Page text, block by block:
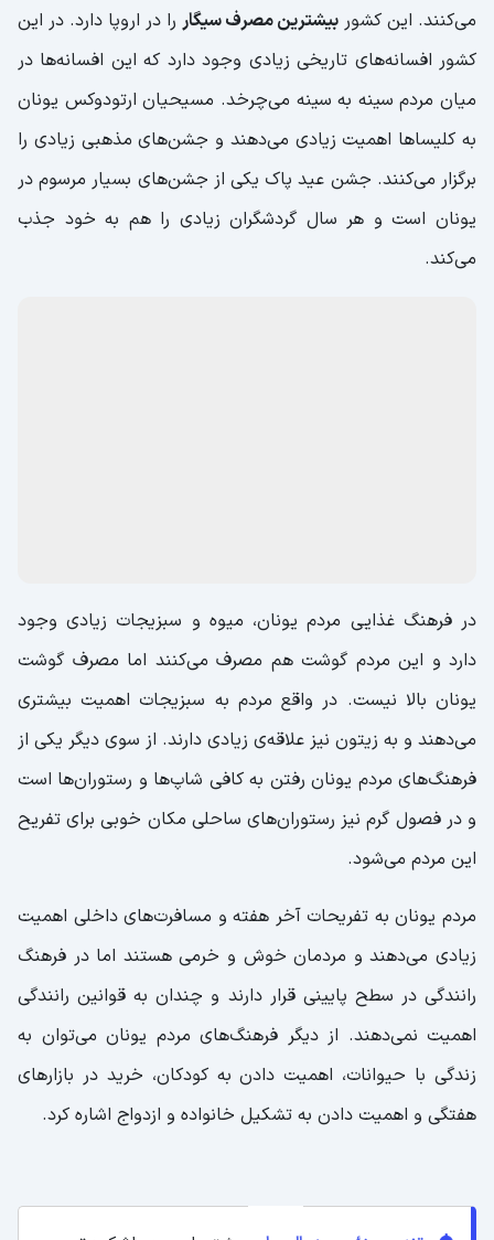
می‌کنند. این کشور بیشترین مصرف سیگار را در اروپا دارد. در این
کشور افسانه‌های تاریخی زیادی وجود دارد که این افسانه‌ها در
میان مردم سینه به سینه می‌چرخد. مسیحیان ارتودوکس یونان
به کلیساها اهمیت زیادی می‌دهند و جشن‌های مذهبی زیادی را
برگزار می‌کنند. جشن عید پاک یکی از جشن‌های بسیار مرسوم در
یونان است و هر سال گردشگران زیادی را هم به خود جذب
می‌کند.
در فرهنگ غذایی مردم یونان، میوه و سبزیجات زیادی وجود
دارد و این مردم گوشت هم مصرف می‌کنند اما مصرف گوشت
یونان بالا نیست. در واقع مردم به سبزیجات اهمیت بیشتری
می‌دهند و به زیتون نیز علاقه‌ی زیادی دارند. از سوی دیگر یکی از
فرهنگ‌های مردم یونان رفتن به کافی شاپ‌ها و رستوران‌ها است
و در فصول گرم نیز رستوران‌های ساحلی مکان خوبی برای تفریح
این مردم می‌شود.
مردم یونان به تفریحات آخر هفته و مسافرت‌های داخلی اهمیت
زیادی می‌دهند و مردمان خوش و خرمی هستند اما در فرهنگ
رانندگی در سطح پایینی قرار دارند و چندان به قوانین رانندگی
اهمیت نمی‌دهند. از دیگر فرهنگ‌های مردم یونان می‌توان به
زندگی با حیوانات، اهمیت دادن به کودکان، خرید در بازارهای
هفتگی و اهمیت دادن به تشکیل خانواده و ازدواج اشاره کرد.